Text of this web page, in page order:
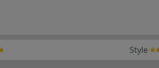
Style